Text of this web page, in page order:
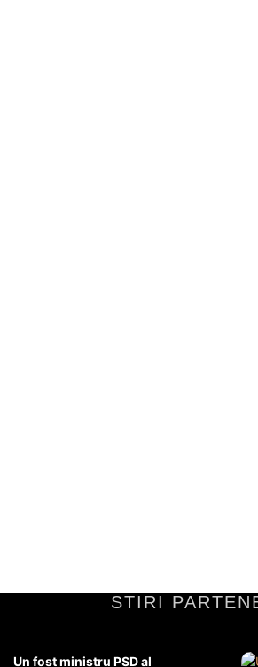
STIRI
Un fost ministru PSD al